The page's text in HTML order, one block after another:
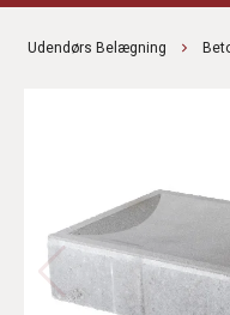
Udendørs Belægning